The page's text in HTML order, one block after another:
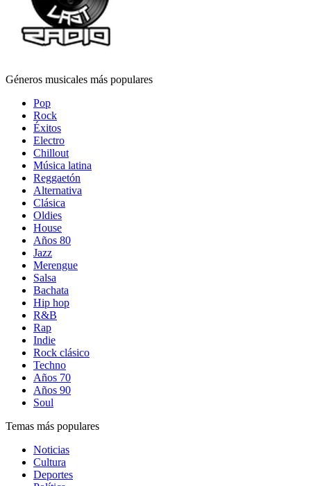
Géneros musicales más populares
Pop
Rock
Éxitos
Electro
Chillout
Música latina
Reggaetón
Alternativa
Clásica
Oldies
House
Años 80
Jazz
Merengue
Salsa
Bachata
Hip hop
R&B
Rap
Indie
Rock clásico
Techno
Años 70
Años 90
Soul
Temas más populares
Noticias
Cultura
Deportes